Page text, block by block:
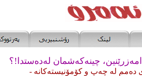
چینەکەشمان لەدەستدا!؟
دەمم لە چەپ و کۆمۆنیستەکانە -